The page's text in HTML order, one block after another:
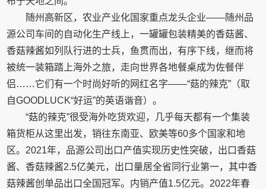
随州高新区，农业产业化国家重点龙头企业——随州品
源公司车间的自动化生产线上，一罐罐包装精美的香菇酱、
香菇辣酱如列队行进的士兵，鱼贯而出，有序下线，继而将
被统一装箱踏上海外之旅，走向世界各地餐桌成为佐餐伴
侣……它们有一个时尚好听的网红名字——“菇的辣克”（取
自GOODLUCK“好运”的英语谐音）。
“菇的辣克”很受海外吃货欢迎，几乎每天都有一个集装
箱货柜从这里出发，销往东南亚、欧美等60多个国家和地
区。2021年，品源公司出口产值实现历史性突破，出口香菇
酱、香菇辣酱2.5亿美元，出口量居全省同行业第一，其中香
菇辣酱创单品出口全国冠军。内销产值1.5亿元。2022年春